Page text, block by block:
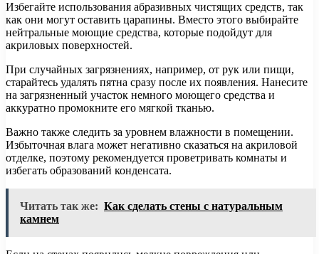
Избегайте использования абразивных чистящих средств, так
как они могут оставить царапины. Вместо этого выбирайте
нейтральные моющие средства, которые подойдут для
акриловых поверхностей.
При случайных загрязнениях, например, от рук или пищи,
старайтесь удалять пятна сразу после их появления. Нанесите
на загрязненный участок немного моющего средства и
аккуратно промокните его мягкой тканью.
Важно также следить за уровнем влажности в помещении.
Избыточная влага может негативно сказаться на акриловой
отделке, поэтому рекомендуется проветривать комнаты и
избегать образований конденсата.
Читать так же: Как сделать стены с натуральным
камнем